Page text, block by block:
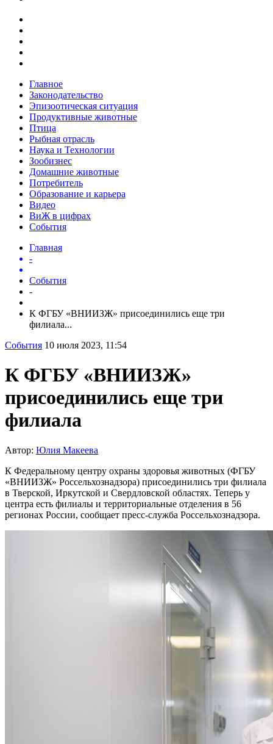
Главное
Законодательство
Эпизоотическая ситуация
Продуктивные животные
Птица
Рыбная отрасль
Наука и Технологии
Зообизнес
Домашние животные
Потребитель
Образование и карьера
Видео
ВиЖ в цифрах
События
Главная
-
События
-
К ФГБУ «ВНИИЗЖ» присоединились еще три
филиала...
События 10 июля 2023, 11:54
К ФГБУ «ВНИИЗЖ»
присоединились еще три
филиала
Автор: Юлия Макеева
К Федеральному центру охраны здоровья животных (ФГБУ
«ВНИИЗЖ» Россельхознадзора) присоединились три филиала
в Тверской, Иркутской и Свердловской областях. Теперь у
центра есть филиалы и территориальные отделения в 56
регионах России, сообщает пресс-служба Россельхознадзора.